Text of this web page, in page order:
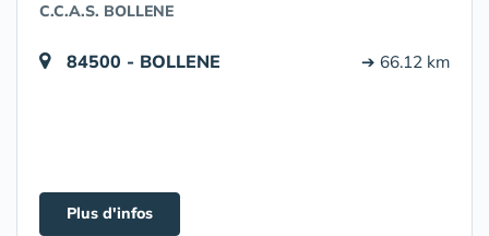
C.C.A.S. BOLLENE
84500 - BOLLENE ➔ 66.12 km
Plus d'infos